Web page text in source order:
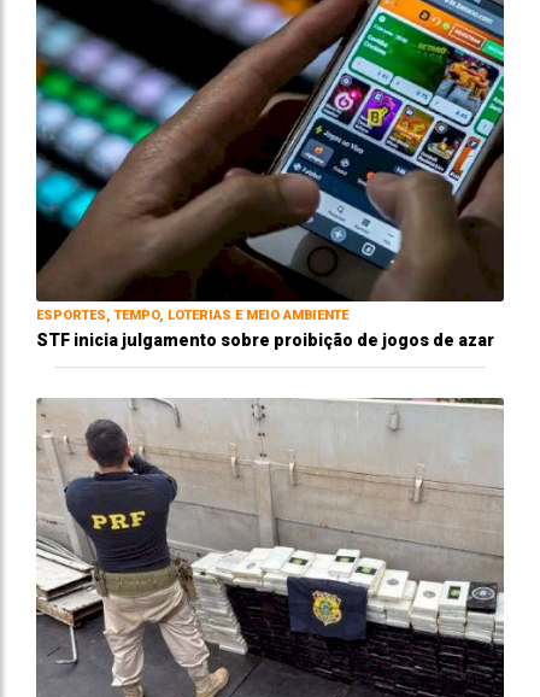
ESPORTES, TEMPO, LOTERIAS E MEIO AMBIENTE
STF inicia julgamento sobre proibição de jogos de azar